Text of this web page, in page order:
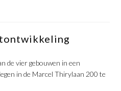
de vier gebouwen in een
in de Marcel Thirylaan 200 te